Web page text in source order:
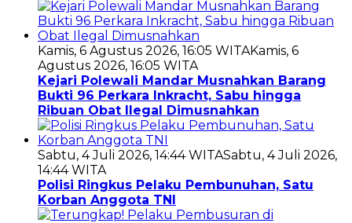
Kamis, 6 Agustus 2026, 16:05 WITAKamis, 6
Agustus 2026, 16:05 WITA
Kejari Polewali Mandar Musnahkan Barang
Bukti 96 Perkara Inkracht, Sabu hingga
Ribuan Obat Ilegal Dimusnahkan
Sabtu, 4 Juli 2026, 14:44 WITASabtu, 4 Juli 2026,
14:44 WITA
Polisi Ringkus Pelaku Pembunuhan, Satu
Korban Anggota TNI